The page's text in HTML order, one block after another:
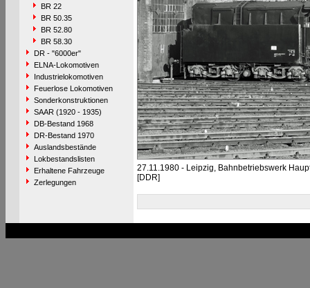
BR 22
BR 50.35
BR 52.80
BR 58.30
DR - "6000er"
ELNA-Lokomotiven
Industrielokomotiven
Feuerlose Lokomotiven
Sonderkonstruktionen
SAAR (1920 - 1935)
DB-Bestand 1968
DR-Bestand 1970
Auslandsbestände
Lokbestandslisten
Erhaltene Fahrzeuge
Zerlegungen
27.11.1980 - Leipzig, Bahnbetriebswerk
[DDR]